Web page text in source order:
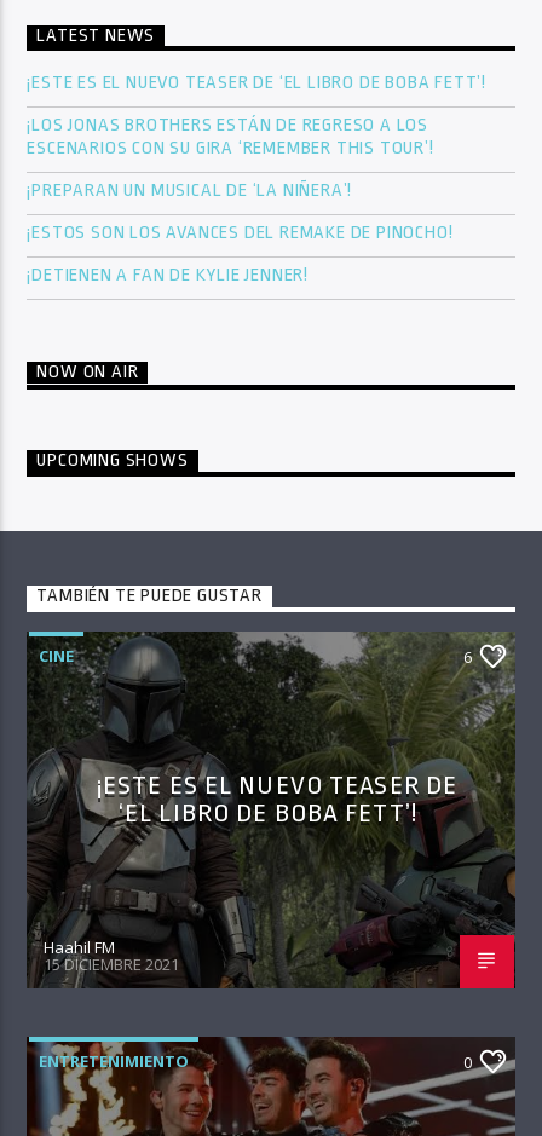
LATEST NEWS
¡ESTE ES EL NUEVO TEASER DE ‘EL LIBRO DE BOBA FETT’!
¡LOS JONAS BROTHERS ESTÁN DE REGRESO A LOS
ESCENARIOS CON SU GIRA ‘REMEMBER THIS TOUR’!
¡PREPARAN UN MUSICAL DE ‘LA NIÑERA’!
¡ESTOS SON LOS AVANCES DEL REMAKE DE PINOCHO!
¡DETIENEN A FAN DE KYLIE JENNER!
NOW ON AIR
UPCOMING SHOWS
TAMBIÉN TE PUEDE GUSTAR
CINE 6
¡ESTE ES EL NUEVO TEASER DE
‘EL LIBRO DE BOBA FETT’!
Haahil FM
15 DICIEMBRE 2021
ENTRETENIMIENTO 0